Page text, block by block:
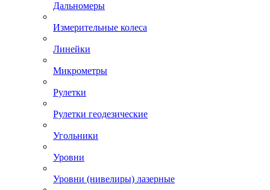
Дальномеры
Измерительные колеса
Линейки
Микрометры
Рулетки
Рулетки геодезические
Угольники
Уровни
Уровни (нивелиры) лазерные